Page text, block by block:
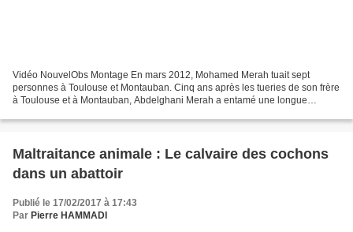
Vidéo NouvelObs Montage En mars 2012, Mohamed Merah tuait sept
personnes à Toulouse et Montauban. Cinq ans après les tueries de son frère
à Toulouse et à Montauban, Abdelghani Merah a entamé une longue
Maltraitance animale : Le calvaire des cochons
dans un abattoir
Publié le 17/02/2017 à 17:43
Par Pierre HAMMADI